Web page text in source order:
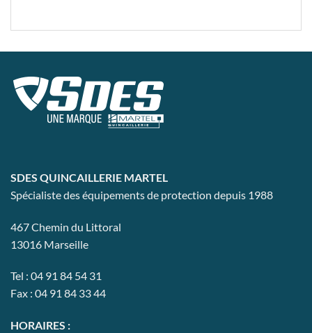
SDES QUINCAILLERIE MARTEL
Spécialiste des équipements de protection depuis 1988
467 Chemin du Littoral
13016 Marseille
Tel : 04 91 84 54 31
Fax : 04 91 84 33 44
HORAIRES :